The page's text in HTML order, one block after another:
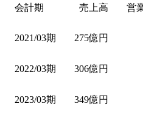
会計期 売上高 営
2021/03期 275億円
2022/03期 306億円
2023/03期 349億円